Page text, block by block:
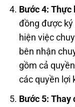
Bước 4:
đồng được
hiện việc
bên nhận
gồm cả
các quyền lợi
Bước 5: Thay